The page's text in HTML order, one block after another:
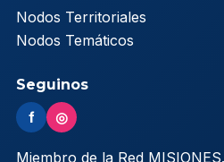
Nodos Territoriales
Nodos Temáticos
Seguinos
f ◎
Miembro de la Red